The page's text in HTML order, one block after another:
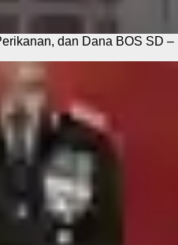
dan Dana BOS SD